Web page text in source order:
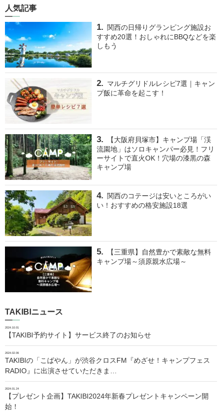
人気記事
関西の日帰りグランピング施設お
すすめ20選！おしゃれにBBQなどを楽
しもう
マルチグリドルレシピ7選｜キャン
プ飯に革命を起こす！
【大阪府貝塚市】キャンプ場「渓
流園地」はソロキャンパー必見！フリ
ーサイトで直火OK！穴場の漆黒の森
キャンプ場
関西のコテージは安いところがい
い！おすすめの格安施設18選
【三重県】自然豊かで素敵な無料
キャンプ場～須原親水広場～
TAKIBIニュース
2024.10.01
【TAKIBI予約サイト】サービス終了のお知らせ
2024.02.06
TAKIBIの「こばやん」が渋谷クロスFM『めざせ！キャンプフェス
RADIO』に出演させていただきま…
2024.01.24
【プレゼント企画】TAKIBI2024年新春プレゼントキャンペーン開
始！